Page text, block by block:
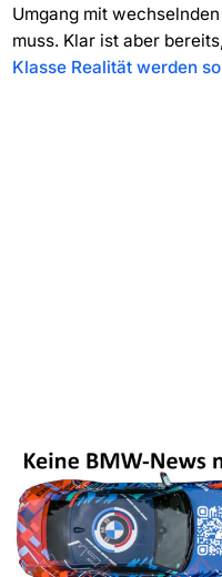
Umgang mit
muss. Klar ist aber bereits,
Klasse Realität werden